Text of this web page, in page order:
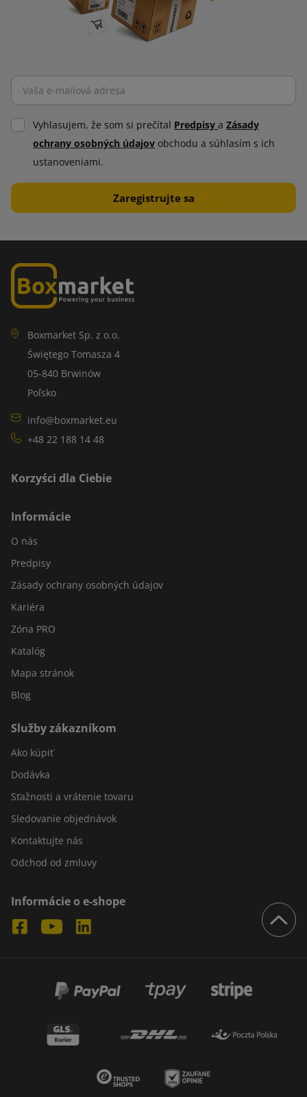
Vyhlasujem, že som si prečítal Predpisy a Zásady
ochrany osobných údajov obchodu a súhlasím s ich
ustanoveniami.
Boxmarket Sp. z o.o.
Świętego Tomasza 4
05-840 Brwinów
Poľsko
info@boxmarket.eu
+48 22 188 14 48
Korzyści dla Ciebie
Informácie
O nás
Predpisy
Zásady ochrany osobných údajov
Kariéra
Zóna PRO
Katalóg
Mapa stránok
Blog
Služby zákazníkom
Ako kúpiť
Dodávka
Sťažnosti a vrátenie tovaru
Sledovanie objednávok
Kontaktujte nás
Odchod od zmluvy
Informácie o e-shope